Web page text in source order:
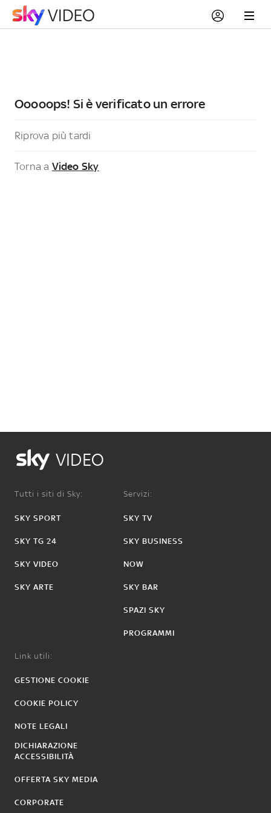
Ooooops! Si è verificato un errore
Riprova più tardi
Torna a Video Sky
VIDEO
Tutti i siti di Sky:
SKY SPORT
SKY TG 24
SKY VIDEO
SKY ARTE
Servizi:
SKY TV
SKY BUSINESS
NOW
SKY BAR
SPAZI SKY
PROGRAMMI
Link utili:
GESTIONE COOKIE
COOKIE POLICY
NOTE LEGALI
DICHIARAZIONE
ACCESSIBILITÀ
OFFERTA SKY MEDIA
CORPORATE